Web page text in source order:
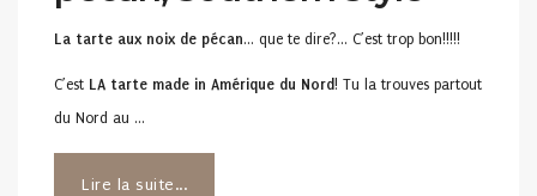
La tarte aux noix de pécan… que te dire?… C’est trop bon!!!!!
C’est LA tarte made in Amérique du Nord! Tu la trouves partout
du Nord au …
Lire la suite...